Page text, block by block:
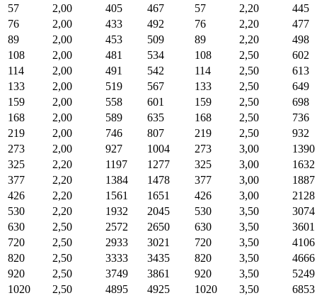
57
2,00 405 467 57 2,20
445
76
2,00 433 492 76 2,20
477
89
2,00 453 509 89 2,20
498
108
2,00 481 534 108 2,50
602
114
2,00 491 542 114 2,50
613
133
2,00 519 567 133 2,50
649
159
2,00 558 601 159 2,50
698
168
2,00 589 635 168 2,50
736
219
2,00 746 807 219 2,50
932
273
2,00 927 1004 273 3,00
1390
325
2,20 1197 1277 325 3,00
1632
377
2,20 1384 1478 377 3,00
1887
426
2,20 1561 1651 426 3,00
2128
530
2,20 1932 2045 530 3,50
3074
630
2,50 2572 2650 630 3,50
3601
720
2,50 2933 3021 720 3,50
4106
820
2,50 3333 3435 820 3,50
4666
920
2,50 3749 3861 920 3,50
5249
1020
2,50 4895 4925 1020 3,50
6853